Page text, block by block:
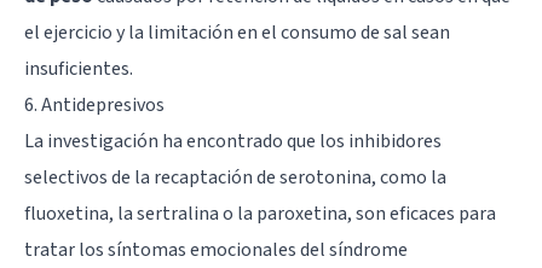
el ejercicio y la limitación en el consumo de sal sean
insuficientes.
6. Antidepresivos
La investigación ha encontrado que los inhibidores
selectivos de la recaptación de serotonina, como la
fluoxetina, lasertralinao la paroxetina, son eficaces para
tratar los síntomas emocionales del síndrome